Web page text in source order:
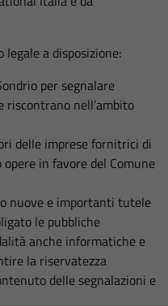
a disposizione:
per segnalare
nell’ambito
delle imprese fornitrici di
in favore del Comune
nuove e importanti tutele
le pubbliche
anche informatiche e
la riservatezza
delle segnalazioni e